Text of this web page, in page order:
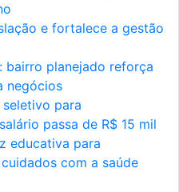
e fortalece a gestão
bairro planejado reforça
negócios
para
passa de R$ 15 mil
educativa para
com a saúde